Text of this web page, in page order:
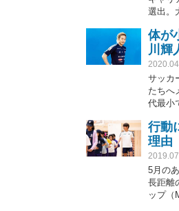
選出。
花開か
体が
川輝
サッカ
たちへ
代最小
行動
理由
5月の
長距離
ップ（